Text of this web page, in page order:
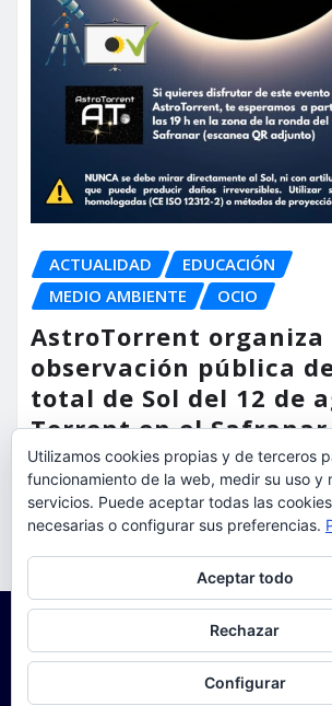
ACTUALIDAD
EDUCACIÓN
MEDIO AMBIENTE
OCIO
AstroTorrent organiza
observación pública
total de Sol del 12 de
Torrent en el
las vías del AVE
torrent al dia Ago 5, 2026
Utilizamos cookies propias y de terceros
funcionamiento de la web, medir su uso y
servicios. Puede aceptar todas las
necesarias o configurar sus preferencias.
Aceptar todo
Rechazar
Configurar
Para obtener más información, incluido cómo